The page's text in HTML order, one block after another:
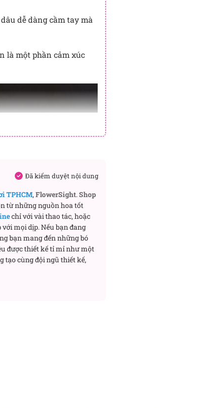
dễ dàng cầm tay mà
là một phần cảm xúc
Đã kiểm duyệt nội dung
TPHCM,FlowerSight.Shop
từ những nguồn hoa tốt
chỉ với vài thao tác, hoặc
mọi dịp. Nếu bạn đang
bạn mang đến những bó
được thiết kế tỉ mỉ như một
tạo cùng đội ngũ thiết kế,